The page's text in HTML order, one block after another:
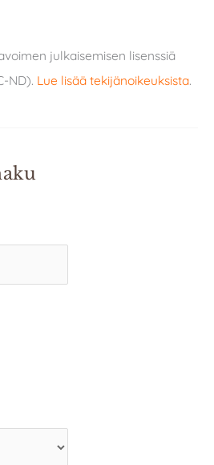
julkaisemisen lisenssiä
ND). Lue lisää tekijänoikeuksista.